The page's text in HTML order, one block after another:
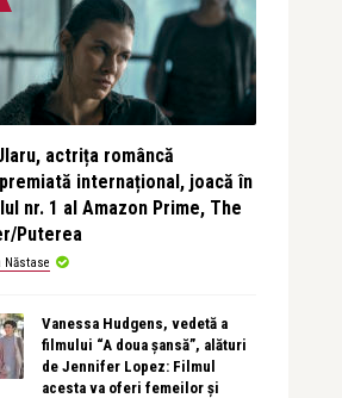
actrița româncă
internațional, joacă în
nr. 1 al Amazon Prime, The
Puterea
Năstase
Vanessa Hudgens, vedetă a
filmului “A doua șansă”, alături
de Jennifer Lopez: Filmul
acesta va oferi femeilor și